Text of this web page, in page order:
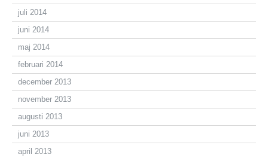
juli 2014
juni 2014
maj 2014
februari 2014
december 2013
november 2013
augusti 2013
juni 2013
april 2013